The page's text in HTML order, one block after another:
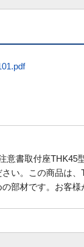
意書取付座THK45
さい。この商品は
部材です。お客